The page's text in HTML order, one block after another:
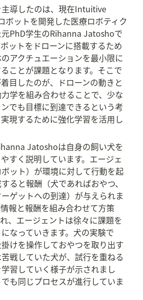
導したのは、現在Intuitive
ボットを開発した医療ロボティク
PhD学生のRihanna Jatoshoで
ットをドローンに搭載するため
アクチュエーションを最小限に
ことが課題となります。そこで
目したのが、ドローンの動きと
学を組み合わせることで、少な
でも目標に到達できるという考
現するために強化学習を活用し
Jatoshoは自身の飼い犬を
すく説明しています。エージェ
ット）が環境に対して行動を起
ると報酬（犬であればおやつ、
ゲットへの到達）が与えられま
報と報酬を組み合わせて方策
、エージェントは徐々に課題を
なっていきます。犬の実験で
けを操作しておやつを取り出す
戦していた犬が、試行を重ねる
習していく様子が示されまし
も同じプロセスが進行していま